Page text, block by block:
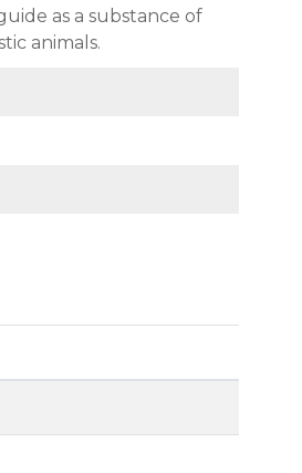
as a substance of
animals.